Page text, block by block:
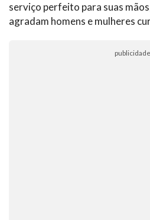
serviço perfeito para suas
agradam homens e mulheres
publicidade